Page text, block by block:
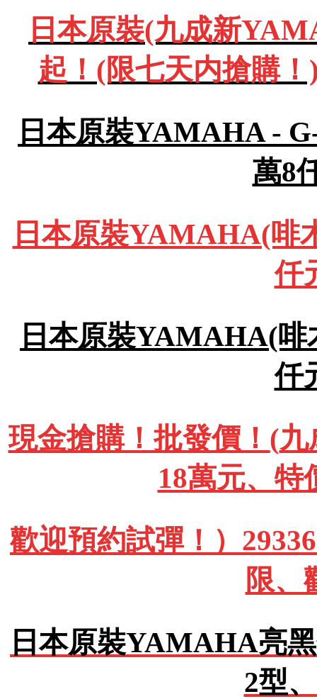
日本原裝(九成新
起 ！(限七天内搶購
日本原裝YAMAHA -
萬8
日本原裝YAMAHA(啡
仟
日本原裝YAMAHA(
仟
現金搶購！批發價！ (
18萬元、特
歡迎預約試彈！）
限、
日本原裝YAMAHA亮
2型